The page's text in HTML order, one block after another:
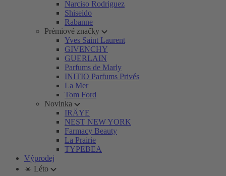
Narciso Rodriguez
Shiseido
Rabanne
Prémiové značky
Yves Saint Laurent
GIVENCHY
GUERLAIN
Parfums de Marly
INITIO Parfums Privés
La Mer
Tom Ford
Novinka
IRÄYE
NEST NEW YORK
Farmacy Beauty
La Prairie
TYPEBEA
Výprodej
☀️ Léto